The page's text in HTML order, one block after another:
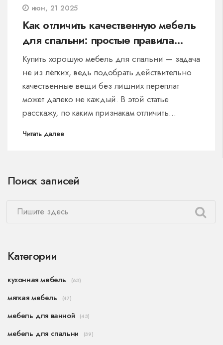
июн, 21 2025
Как отличить качественную мебель
для спальни: простые правила
выбора
Купить хорошую мебель для спальни — задача
не из лёгких, ведь подобрать действительно
качественные вещи без лишних переплат
может далеко не каждый. В этой статье
расскажу, по каким признакам отличить
что обращать внимание в магазине, какие
показатель качества. Разберём популярные
Читать далее
Поиск записей
Категории
кухонная мебель (63)
мягкая мебель (47)
мебель для ванной (43)
мебель для спальни (39)